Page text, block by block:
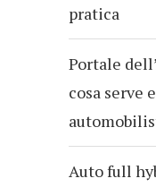
pratica
Portale
cosa serve
Auto full